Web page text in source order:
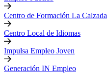
Centro de Formación La Calzada
Centro Local de Idiomas
Impulsa Empleo Joven
Generación IN Empleo